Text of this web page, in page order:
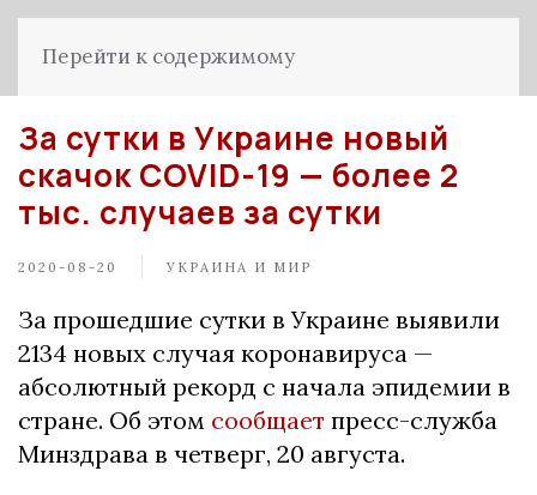
Перейти к содержимому
За сутки в Украине новый
скачок COVID-19 — более 2
тыс. случаев за сутки
2020-08-20 УКРАИНА И МИР
За прошедшие сутки в Украине выявили
2134 новых случая коронавируса —
абсолютный рекорд с начала эпидемии в
стране. Об этом сообщает пресс-служба
Минздрава в четверг, 20 августа.